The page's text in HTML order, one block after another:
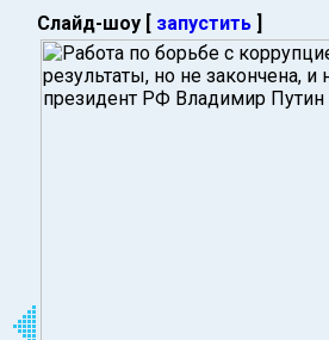
Слайд-шоу [ запустить ]